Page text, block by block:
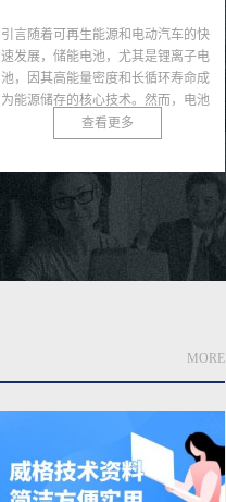
引言锂电池因其高能量密度、长循环
寿命和低自放电率等优势，成为现代
储能领域的核心技术，广泛应用于电
动汽车、可再生能源储能系统及便携
式电子设备。然而，锂电...
查看更多
MORE